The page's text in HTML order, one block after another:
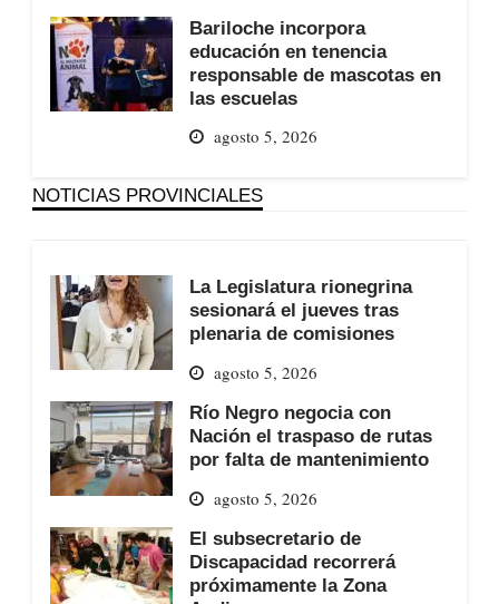
Bariloche incorpora
educación en tenencia
responsable de mascotas en
las escuelas
agosto 5, 2026
NOTICIAS PROVINCIALES
La Legislatura rionegrina
sesionará el jueves tras
plenaria de comisiones
agosto 5, 2026
Río Negro negocia con
Nación el traspaso de rutas
por falta de mantenimiento
agosto 5, 2026
El subsecretario de
Discapacidad recorrerá
próximamente la Zona